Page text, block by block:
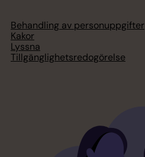
Behandling av personuppgifter
Kakor
Lyssna
Tillgänglighetsredogörelse